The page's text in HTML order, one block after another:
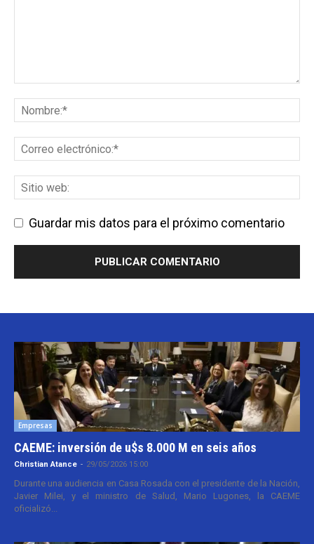
Guardar mis datos para el próximo comentario
Empresas
CAEME: inversión de u$s 8.000 M en seis años
Christian Atance - 29/05/2026 15:00
Durante una audiencia en Casa Rosada con el presidente de la Nación,
Javier Milei, y el ministro de Salud, Mario Lugones, la CAEME
oficializó...